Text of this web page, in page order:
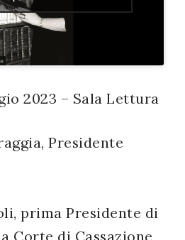
2023 – Sala Lettura
Presidente
prima Presidente di
Corte di Cassazione